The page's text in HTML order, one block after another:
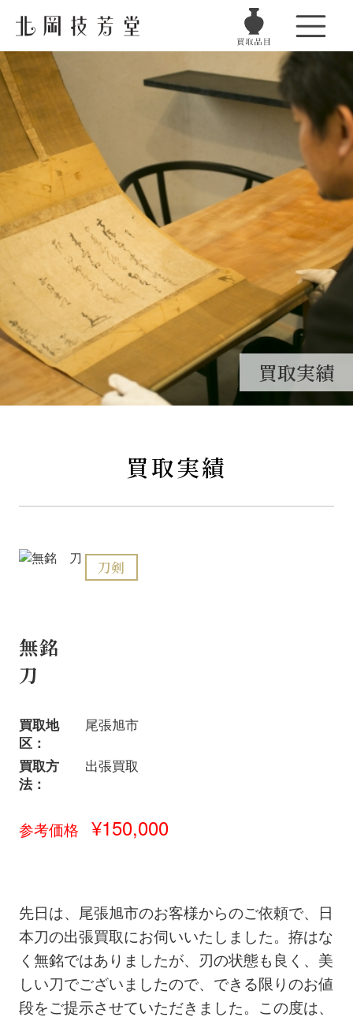
買取実績
買取実績
刀剣
無銘
刀
買取地
区：
尾張旭市
買取方
法：
出張買取
参考価格 ¥150,000
先日は、尾張旭市のお客様からのご依頼で、日
本刀の出張買取にお伺いいたしました。拵はな
く無銘ではありましたが、刃の状態も良く、美
しい刀でございましたので、できる限りのお値
段をご提示させていただきました。この度は、